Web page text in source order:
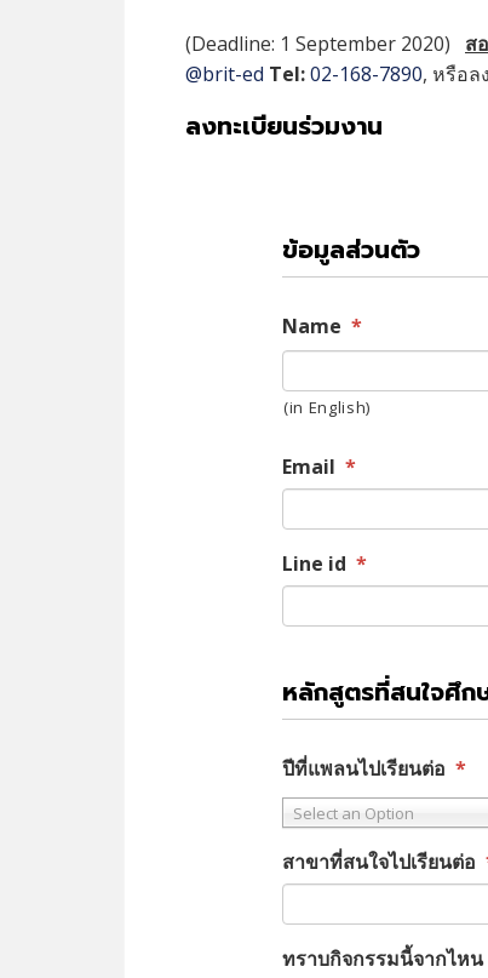
(Deadline: 1 September 2020) ส
@brit-ed Tel:02-168-7890, หรือล
ลงทะเบียนร่วมงาน
ข้อมูลส่วนตัว
Name *
(in English)
Email *
Line id *
หลักสูตรที่สนใจศึก
ปีที่แพลนไปเรียนต่อ *
Select an Option
สาขาที่สนใจไปเรียนต่อ
ทราบกิจกรรมนี้จากไหน